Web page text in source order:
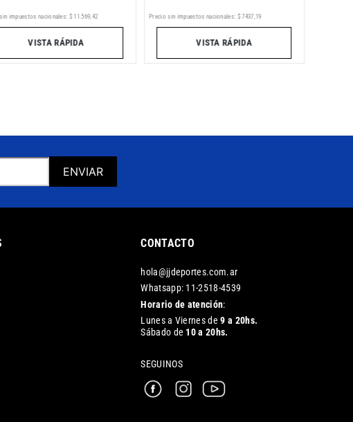
impuestos nacionales: $ 11 .569,42
VISTA RÁPIDA
Precio sin impuestos nacionales: $ 7437,19
VISTA RÁPIDA
ENVIAR
CONTACTO
hola@jjdeportes.com.ar
Whatsapp: 11-2518-4539
Horario de atención:
Lunes a Viernes de9 a 20hs.
Sábado de 10 a 20hs.
SEGUINOS